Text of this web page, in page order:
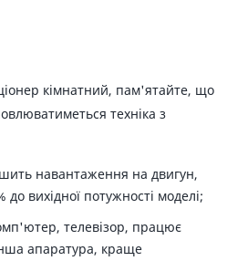
кімнатний, пам'ятайте, що
техніка з
навантаження на двигун,
вихідної потужності моделі;
телевізор, працює
апаратура, краще